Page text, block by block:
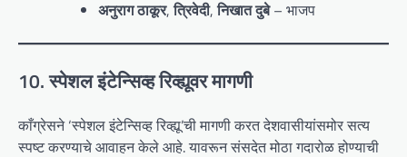
अनुराग ठाकूर,त्रिवेदी,निखात दुबे– भाजप
10. स्पेशल इंटेन्सिव्ह रिव्ह्यूवर मागणी
काँग्रेसने ‘स्पेशल इंटेन्सिव्ह रिव्ह्यू’ची मागणी करत देशवासीयांसमोर सत्य
स्पष्ट करण्याचे आवाहन केले आहे. यावरून संसदेत मोठा गदारोळ होण्याची